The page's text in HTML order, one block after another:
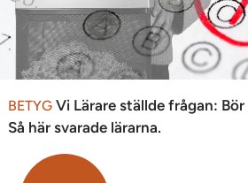
BETYG Vi Lärare ställde frågan:
Så här svarade lärarna.